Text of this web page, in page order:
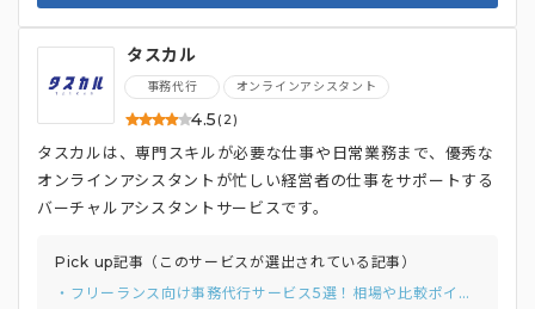
タスカル
事務代行 オンラインアシスタント
4.5 (2)
タスカルは、専門スキルが必要な仕事や日常業務まで、優秀な
オンラインアシスタントが忙しい経営者の仕事をサポートする
バーチャルアシスタントサービスです。
Pick up記事（このサービスが選出されている記事）
・フリーランス向け事務代行サービス5選！相場や比較ポイント、メリットをご紹介。